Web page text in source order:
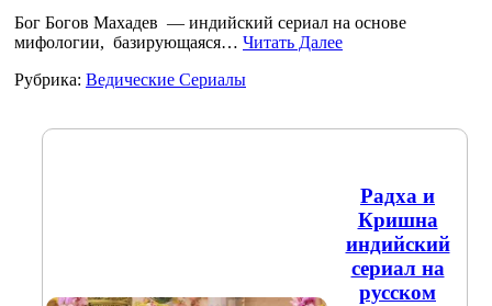
Бог Богов Махадев — индийский сериал на основе
мифологии, базирующаяся… Читать Далее
Рубрика: Ведические Сериалы
Радха и
Кришна
индийский
сериал на
русском